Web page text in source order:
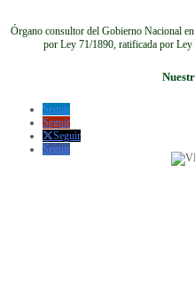
Órgano consultor del Gobierno Nacional
por Ley 71/1890, ratificada por
Seguir
Seguir
Seguir
Seguir